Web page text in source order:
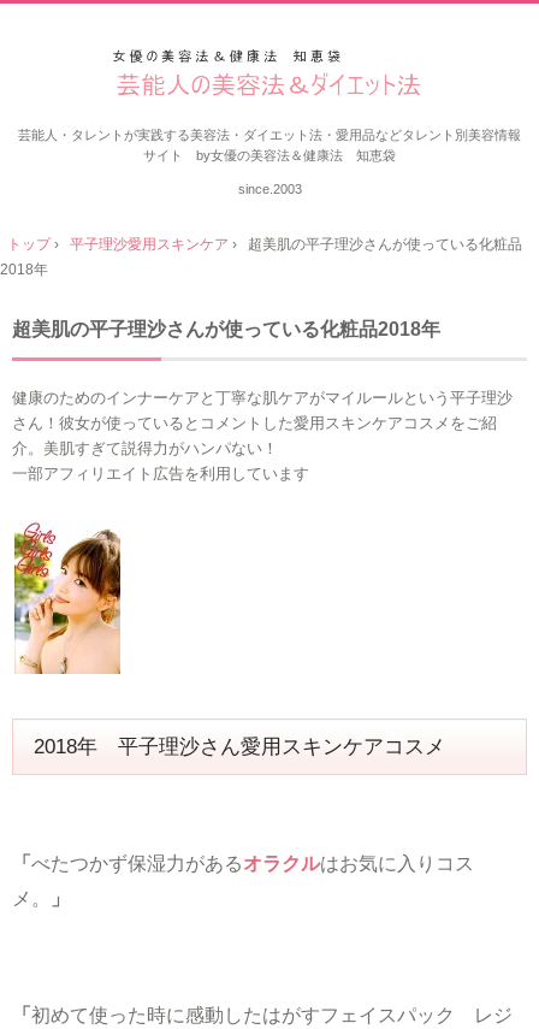
芸能人・タレントが実践する美容法・ダイエット法・愛用品などタレント別美容情報
サイト by女優の美容法＆健康法 知恵袋
since.2003
トップ› 平子理沙愛用スキンケア ›
超美肌の平子理沙さんが使っている化粧品
2018年
超美肌の平子理沙さんが使っている化粧品2018年
健康のためのインナーケアと丁寧な肌ケアがマイルールという平子理沙
さん！彼女が使っているとコメントした愛用スキンケアコスメをご紹
介。美肌すぎて説得力がハンパない！
一部アフィリエイト広告を利用しています
2018年 平子理沙さん愛用スキンケアコスメ
「 べたつかず保湿力があるオラクルはお気に入りコス
メ。
」
「 初めて使った時に感動したはがすフェイスパック レジ